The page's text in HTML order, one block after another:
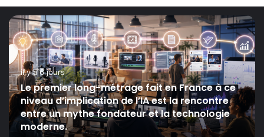
il y a 6 jours
Le premier long-métrage fait en France à ce
niveau d’implication de l’IA est la rencontre
entre un mythe fondateur et la technologie
moderne.